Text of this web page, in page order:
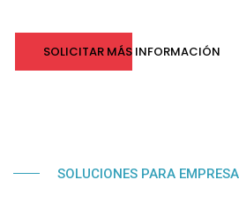
SOLICITAR MÁS INFORMACIÓN
SOLUCIONES PARA